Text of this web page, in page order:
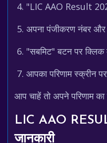
"LIC AAO Result
अपना पंजीकरण नंबर और
"सबमिट" बटन पर क्लिक
आपका परिणाम स्क्रीन पर
आप चाहें तो अपने परिणाम
LIC AAO
जानकारी